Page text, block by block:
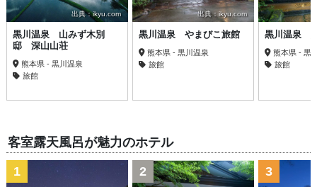
出典：ikyu.com
黒川温泉 山みず木別
邸 深山山荘
熊本県 - 黒川温泉
旅館
出典：ikyu.com
黒川温泉 やまびこ旅館
熊本県 - 黒川温泉
旅館
黒川温泉
熊本県 - 黒
旅館
客室露天風呂が魅力のホテル
1 2 3